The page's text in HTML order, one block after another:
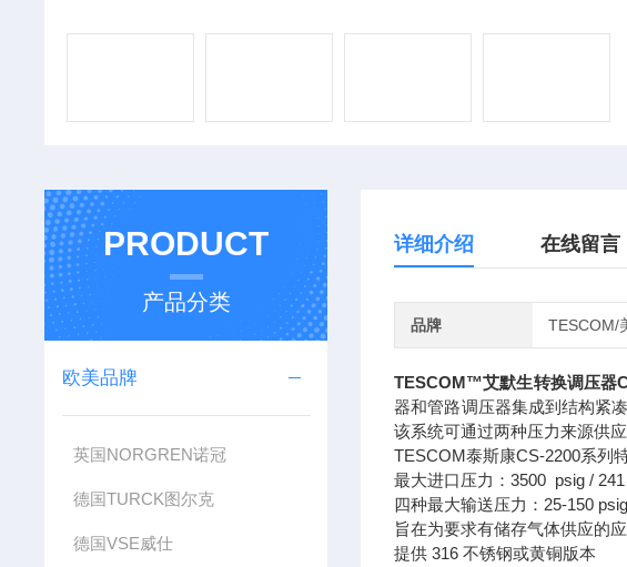
PRODUCT
产品分类
欧美品牌
英国NORGREN诺冠
德国TURCK图尔克
德国VSE威仕
详细介绍 在线留言
品牌 TESCOM/
TESCOM™艾默生转换调压器
器和管路调压器集成到结构紧
该系统可通过两种压力来源供
TESCOM泰斯康CS-2200系列
最大进口压力：3500 psig /
四种最大输送压力：25-150
旨在为要求有储存气体供应的
提供 316 不锈钢或黄铜版本